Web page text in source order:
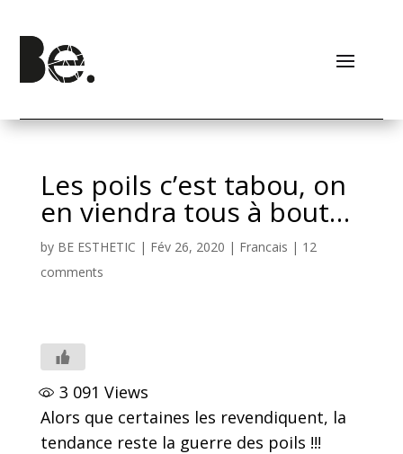
Les poils c’est tabou, on
en viendra tous à bout…
by BE ESTHETIC | Fév 26, 2020 | Francais | 12
comments
3 091 Views
Alors que certaines les revendiquent, la
tendance reste la guerre des poils !!!